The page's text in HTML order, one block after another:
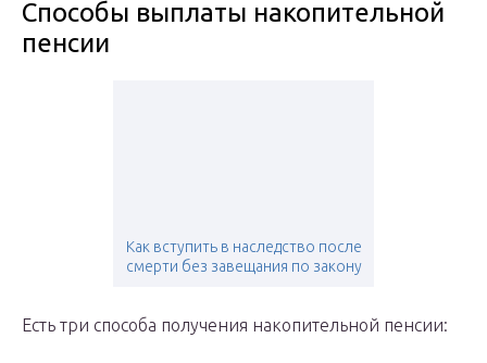
Способы выплаты накопительной
пенсии
Как вступить в наследство после
смерти без завещания по закону
Есть три способа получения накопительной пенсии: